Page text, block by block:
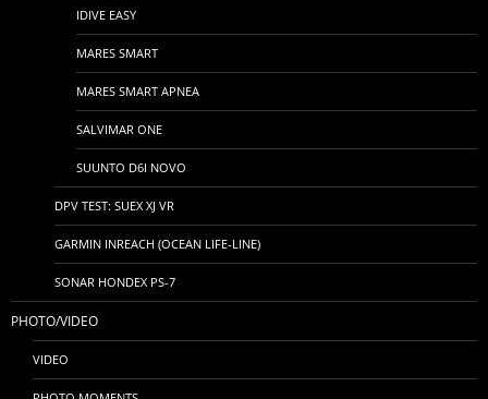
IDIVE EASY
MARES SMART
MARES SMART APNEA
SALVIMAR ONE
SUUNTO D6I NOVO
DPV TEST: SUEX XJ VR
GARMIN INREACH (OCEAN LIFE-LINE)
SONAR HONDEX PS-7
PHOTO/VIDEO
VIDEO